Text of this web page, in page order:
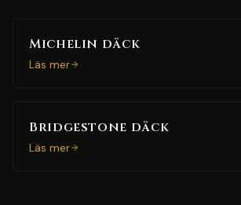
Michelin däck
Läs mer
Bridgestone däck
Läs mer